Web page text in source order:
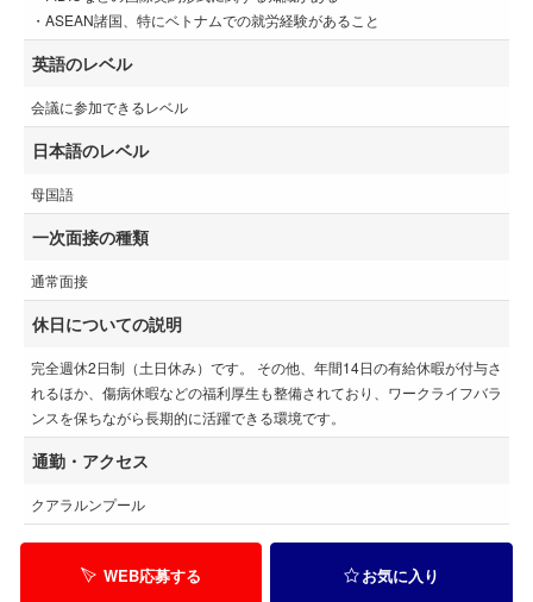
・ASEAN諸国、特にベトナムでの就労経験があること
英語のレベル
会議に参加できるレベル
日本語のレベル
母国語
一次面接の種類
通常面接
休日についての説明
完全週休2日制（土日休み）です。 その他、年間14日の有給休暇が付与さ
れるほか、傷病休暇などの福利厚生も整備されており、ワークライフバラ
ンスを保ちながら長期的に活躍できる環境です。
通勤・アクセス
クアラルンプール
WEB応募する お気に入り